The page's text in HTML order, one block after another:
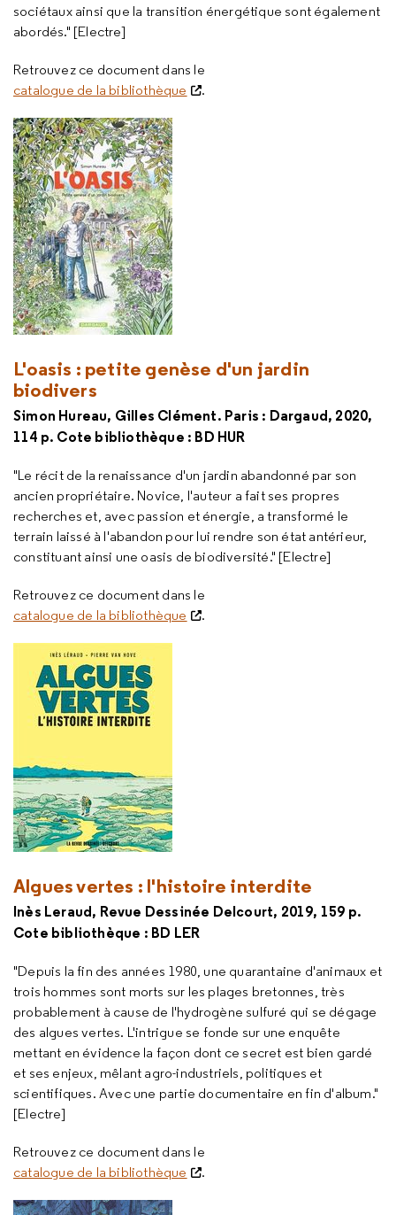
sociétaux ainsi que la transition énergétique sont également
abordés." [Electre]
Retrouvez ce document dans le
catalogue de la bibliothèque
.
L'oasis : petite genèse d'un jardin
biodivers
Simon Hureau, Gilles Clément. Paris : Dargaud, 2020,
114 p. Cote bibliothèque : BD HUR
"Le récit de la renaissance d'un jardin abandonné par son
ancien propriétaire. Novice, l'auteur a fait ses propres
recherches et, avec passion et énergie, a transformé le
terrain laissé à l'abandon pour lui rendre son état antérieur,
constituant ainsi une oasis de biodiversité." [Electre]
Retrouvez ce document dans le
catalogue de la bibliothèque
.
Algues vertes : l'histoire interdite
Inès Leraud, Revue Dessinée Delcourt, 2019, 159 p.
Cote bibliothèque : BD LER
"Depuis la fin des années 1980, une quarantaine d'animaux et
trois hommes sont morts sur les plages bretonnes, très
probablement à cause de l'hydrogène sulfuré qui se dégage
des algues vertes. L'intrigue se fonde sur une enquête
mettant en évidence la façon dont ce secret est bien gardé
et ses enjeux, mêlant agro-industriels, politiques et
scientifiques. Avec une partie documentaire en fin d'album."
[Electre]
Retrouvez ce document dans le
catalogue de la bibliothèque
.